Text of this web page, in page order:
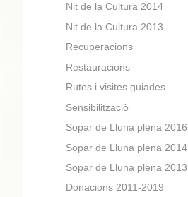
Nit de la Cultura 2014
Nit de la Cultura 2013
Recuperacions
Restauracions
Rutes i visites guiades
Sensibilitzaciò
Sopar de Lluna plena 2016
Sopar de Lluna plena 2014
Sopar de Lluna plena 2013
Donacions 2011-2019